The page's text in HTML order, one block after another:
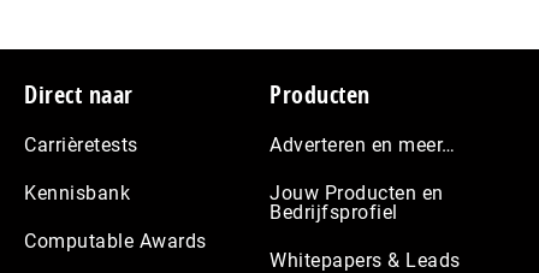
Footer
Direct naar
Carrièretests
Kennisbank
Computable Awards
Producten
Adverteren en meer…
Jouw Producten en
Bedrijfsprofiel
Whitepapers & Leads